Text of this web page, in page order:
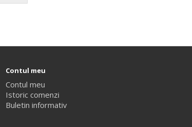
Contul meu
Contul meu
Istoric comenzi
Buletin informativ